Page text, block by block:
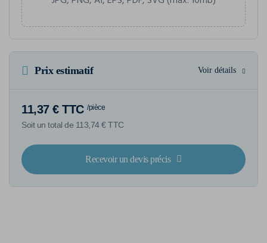
Prix estimatif Voir détails
11,37 € TTC /pièce
Soit un total de 113,74 € TTC
Recevoir un devis précis